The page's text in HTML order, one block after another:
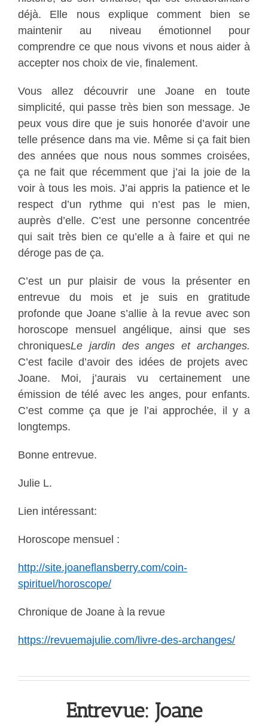
déjà. Elle nous explique comment bien se
maintenir au niveau émotionnel pour
comprendre ce que nous vivons et nous aider à
accepter nos choix de vie, finalement.
Vous allez découvrir une Joane en toute
simplicité, qui passe très bien son message. Je
peux vous dire que je suis honorée d’avoir une
telle présence dans ma vie. Même si ça fait bien
des années que nous nous sommes croisées,
ça ne fait que récemment que j’ai la joie de la
voir à tous les mois. J’ai appris la patience et le
respect d’un rythme qui n’est pas le mien,
auprès d’elle. C’est une personne concentrée
qui sait très bien ce qu’elle a à faire et qui ne
déroge pas de ça.
C’est un pur plaisir de vous la présenter en
entrevue du mois et je suis en gratitude
profonde que Joane s’allie à la revue avec son
horoscope mensuel angélique, ainsi que ses
chroniquesLe jardin des anges et archanges.
C’est facile d’avoir des idées de projets avec
Joane. Moi, j’aurais vu certainement une
émission de télé avec les anges, pour enfants.
C’est comme ça que je l’ai approchée, il y a
longtemps.
Bonne entrevue.
Julie L.
Lien intéressant:
Horoscope mensuel :
http://site.joaneflansberry.com/coin-
spirituel/horoscope/
Chronique de Joane à la revue
https://revuemajulie.com/livre-des-archanges/
Entrevue: Joane